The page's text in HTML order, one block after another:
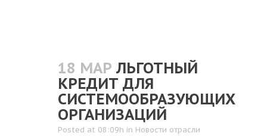
18 МАР ЛЬГОТНЫЙ
КРЕДИТ ДЛЯ
СИСТЕМООБРАЗУЮЩИХ
ОРГАНИЗАЦИЙ
Posted at 08:09h in Новости отрасли